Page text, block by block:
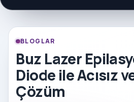
BLOGLAR
Buz Lazer
Diode ile Acısız
Çözüm